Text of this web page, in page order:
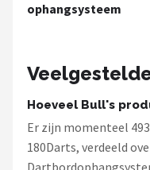
ophangsysteem
Hoeveel Bull's
Er zijn momenteel
180Darts, verdeeld